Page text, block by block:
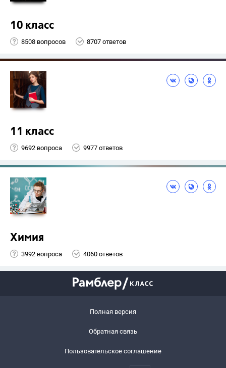
10 класс
8508 вопросов 8707 ответов
11 класс
9692 вопроса 9977 ответов
Химия
3992 вопроса 4060 ответов
Полная версия
Обратная связь
Пользовательское соглашение